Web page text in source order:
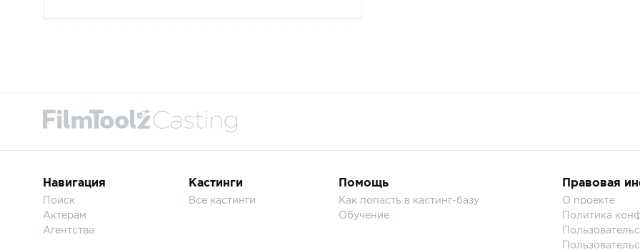
Навигация
Поиск
Актерам
Агентства
Кастинги
Все кастинги
Помощь
Как попасть в кастинг-базу
Обучение
Правовая
О проекте
Политика